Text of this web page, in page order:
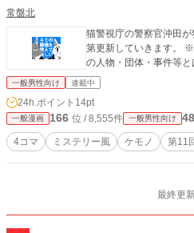
常盤北
猫警視庁の警察官沖田
第更新していきます。 ※この作品はフィクションです。 実在
の人物・団体・事件等と
一般男性向け 連載中
24h.ポイント 14pt
一般漫画 166 位 / 8,555件 一般男性向け 48
4コマ ミステリー風 ケモノ 第11
最終更